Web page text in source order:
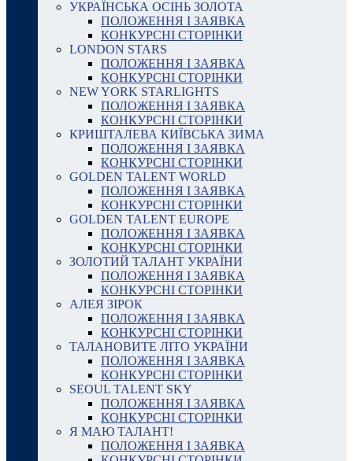
УКРАЇНСЬКА ОСІНЬ ЗОЛОТА
ПОЛОЖЕННЯ І ЗАЯВКА
КОНКУРСНІ СТОРІНКИ
LONDON STARS
ПОЛОЖЕННЯ І ЗАЯВКА
КОНКУРСНІ СТОРІНКИ
NEW YORK STARLIGHTS
ПОЛОЖЕННЯ І ЗАЯВКА
КОНКУРСНІ СТОРІНКИ
КРИШТАЛЕВА КИЇВСЬКА ЗИМА
ПОЛОЖЕННЯ І ЗАЯВКА
КОНКУРСНІ СТОРІНКИ
GOLDEN TALENT WORLD
ПОЛОЖЕННЯ І ЗАЯВКА
КОНКУРСНІ СТОРІНКИ
GOLDEN TALENT EUROPE
ПОЛОЖЕННЯ І ЗАЯВКА
КОНКУРСНІ СТОРІНКИ
ЗОЛОТИЙ ТАЛАНТ УКРАЇНИ
ПОЛОЖЕННЯ І ЗАЯВКА
КОНКУРСНІ СТОРІНКИ
АЛЕЯ ЗІРОК
ПОЛОЖЕННЯ І ЗАЯВКА
КОНКУРСНІ СТОРІНКИ
ТАЛАНОВИТЕ ЛІТО УКРАЇНИ
ПОЛОЖЕННЯ І ЗАЯВКА
КОНКУРСНІ СТОРІНКИ
SEOUL TALENT SKY
ПОЛОЖЕННЯ І ЗАЯВКА
КОНКУРСНІ СТОРІНКИ
Я МАЮ ТАЛАНТ!
ПОЛОЖЕННЯ І ЗАЯВКА